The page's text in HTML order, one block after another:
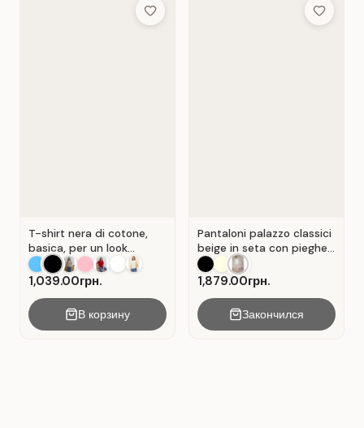
Add to Wish List
T-shirt nera di cotone,
basica, per un look
casual. Colore Nero.
1,039.00грн.
В корзину
Add to
Pantaloni palazzo classici
beige in seta con pieghe .
Beige.
1,879.00грн.
Закончился